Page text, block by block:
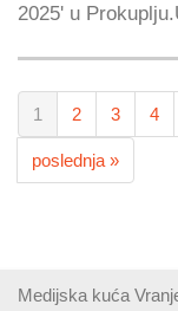
2025' u
1 2 3 4
poslednja »
Medijska kuća